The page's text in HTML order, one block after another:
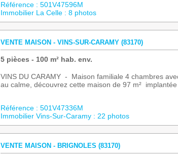
Référence : 501V47596M
Immobilier La Celle : 8 photos
VENTE MAISON - VINS-SUR-CARAMY (83170)
5 pièces - 100 m² hab. env.
VINS DU CARAMY - Maison familiale 4 chambres
au calme, découvrez cette maison de 97 m² implantée
Référence : 501V47336M
Immobilier Vins-Sur-Caramy : 22 photos
VENTE MAISON - BRIGNOLES (83170)